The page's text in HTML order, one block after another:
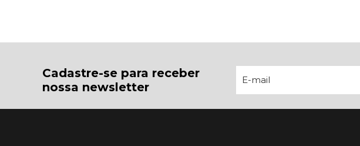
Cadastre-se para receber
nossa newsletter